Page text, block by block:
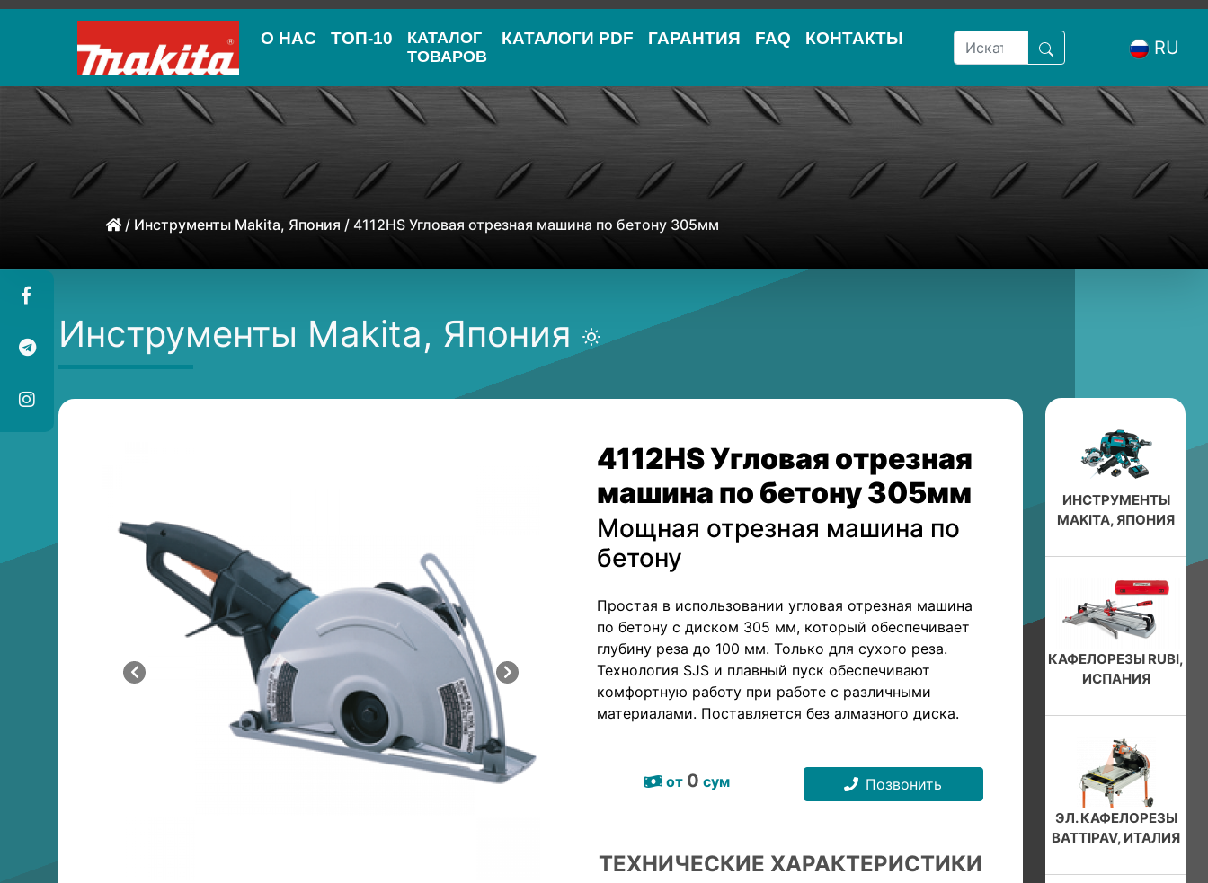
О НАС ТОП-10
КАТАЛОГ
ТОВАРОВ
КАТАЛОГИ PDF ГАРАНТИЯ FAQ КОНТАКТЫ RU
/ Инструменты Makita, Япония / 4112HS Угловая отрезная машина по бетону 305мм
Инструменты Makita, Япония
4112HS Угловая отрезная
машина по бетону 305мм
Мощная отрезная машина по
бетону
Простая в использовании угловая отрезная машина
по бетону с диском 305 мм, который обеспечивает
глубину реза до 100 мм. Только для сухого реза.
Технология SJS и плавный пуск обеспечивают
комфортную работу при работе с различными
материалами. Поставляется без алмазного диска.
от 0 сум Позвонить
ТЕХНИЧЕСКИЕ ХАРАКТЕРИСТИКИ
ИНСТРУМЕНТЫ
MAKITA, ЯПОНИЯ
КАФЕЛОРЕЗЫ RUBI,
ИСПАНИЯ
ЭЛ. КАФЕЛОРЕЗЫ
BATTIPAV, ИТАЛИЯ